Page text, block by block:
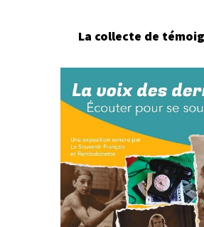
La collecte de